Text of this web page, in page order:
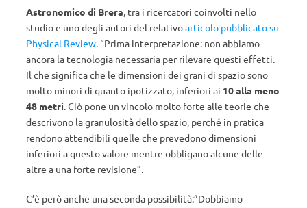
Astronomico di Brera, tra i ricercatori coinvolti nello
studio e uno degli autori del relativoarticolo pubblicato su
Physical Review. “Prima interpretazione: non abbiamo
ancora la tecnologia necessaria per rilevare questi effetti.
Il che significa che le dimensioni dei grani di spazio sono
molto minori di quanto ipotizzato, inferiori ai 10 alla meno
48 metri. Ciò pone un vincolo molto forte alle teorie che
descrivono la granulosità dello spazio, perché in pratica
rendono attendibili quelle che prevedono dimensioni
inferiori a questo valore mentre obbligano alcune delle
altre a una forte revisione”.
C’è però anche una seconda possibilità:”Dobbiamo